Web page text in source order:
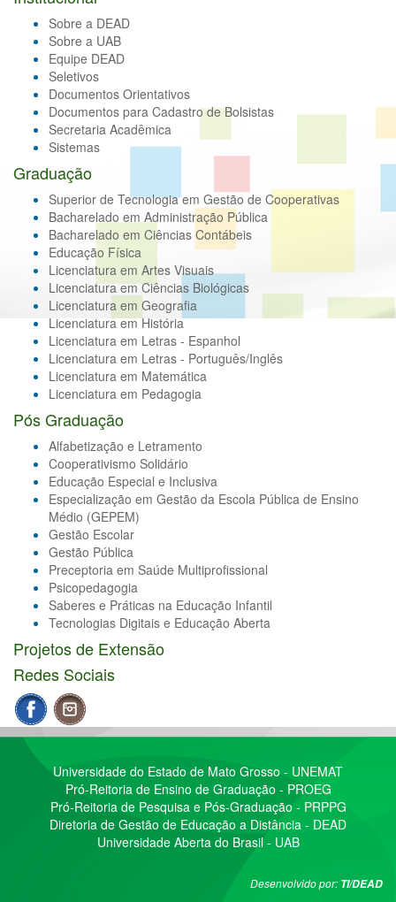
Sobre a DEAD
Sobre a UAB
Equipe DEAD
Seletivos
Documentos Orientativos
Documentos para Cadastro de Bolsistas
Secretaria Acadêmica
Sistemas
Graduação
Superior de Tecnologia em Gestão de Cooperativas
Bacharelado em Administração Pública
Bacharelado em Ciências Contábeis
Educação Física
Licenciatura em Artes Visuais
Licenciatura em Ciências Biológicas
Licenciatura em Geografia
Licenciatura em História
Licenciatura em Letras - Espanhol
Licenciatura em Letras - Português/Inglês
Licenciatura em Matemática
Licenciatura em Pedagogia
Pós Graduação
Alfabetização e Letramento
Cooperativismo Solidário
Educação Especial e Inclusiva
Especialização em Gestão da Escola Pública de Ensino
Médio (GEPEM)
Gestão Escolar
Gestão Pública
Preceptoria em Saúde Multiprofissional
Psicopedagogia
Saberes e Práticas na Educação Infantil
Tecnologias Digitais e Educação Aberta
Projetos de Extensão
Redes Sociais
Universidade do Estado de Mato Grosso - UNEMAT
Pró-Reitoria de Ensino de Graduação - PROEG
Pró-Reitoria de Pesquisa e Pós-Graduação - PRPPG
Diretoria de Gestão de Educação a Distância - DEAD
Universidade Aberta do Brasil - UAB
Desenvolvido por: TI/DEAD